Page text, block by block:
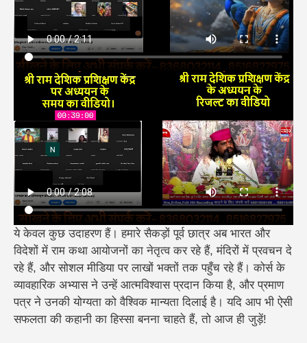
ये केवल कुछ उदाहरण हैं। हमारे सैकड़ों पूर्व छात्र अब भारत और
विदेशों में राम कथा आयोजनों का नेतृत्व कर रहे हैं, मंदिरों में प्रवचन दे
रहे हैं, और सोशल मीडिया पर लाखों भक्तों तक पहुँच रहे हैं। कोर्स के
व्यावहारिक अभ्यास ने उन्हें आत्मविश्वास प्रदान किया है, और प्रमाण
पत्र ने उनकी योग्यता को वैश्विक मान्यता दिलाई है। यदि आप भी ऐसी
सफलता की कहानी का हिस्सा बनना चाहते हैं, तो आज ही जुड़ें!